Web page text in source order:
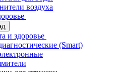
воздуха
и здоровье
(Smart)